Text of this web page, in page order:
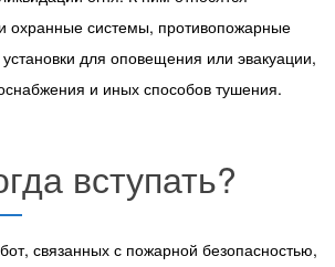
охранные системы, противопожарные
для оповещения или эвакуации,
и иных способов тушения.
вступать?
связанных с пожарной безопасностью,